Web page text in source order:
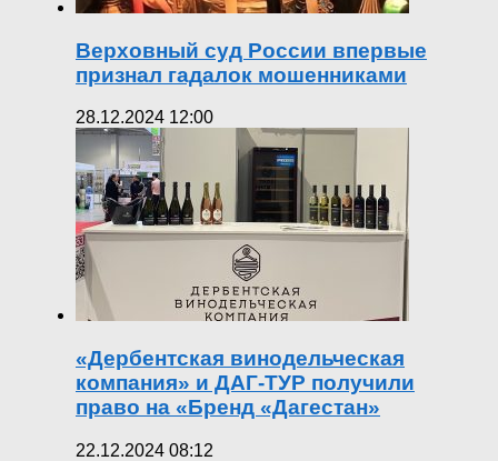
Верховный суд России впервые
признал гадалок мошенниками
28.12.2024 12:00
«Дербентская винодельческая
компания» и ДАГ-ТУР получили
право на «Бренд «Дагестан»
22.12.2024 08:12